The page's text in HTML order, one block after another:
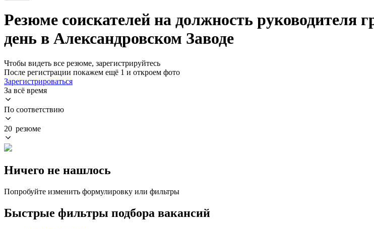
Резюме соискателей на должность руководителя
день в Александровском Заводе
Чтобы видеть все резюме, зарегистрируйтесь
После регистрации покажем ещё 1 и откроем фото
Зарегистрироваться
За всё время
По соответствию
20 резюме
Ничего не нашлось
Попробуйте изменить формулировку или фильтры
Быстрые фильтры подбора вакансий